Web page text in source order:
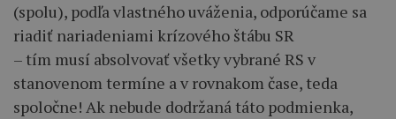
(spolu), podľa vlastného uváženia, odporúčame sa
riadiť nariadeniami krízového štábu SR
– tím musí absolvovať všetky vybrané RS v
stanovenom termíne a v rovnakom čase, teda
spoločne! Ak nebude dodržaná táto podmienka,